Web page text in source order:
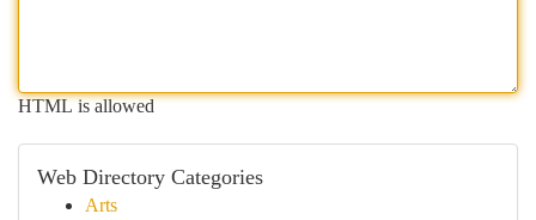
HTML is allowed
Web Directory Categories
Arts